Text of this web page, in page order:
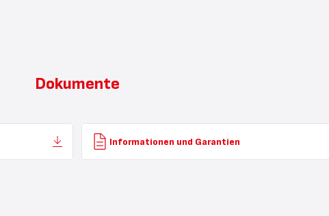
Dokumente
Informationen und Garantien